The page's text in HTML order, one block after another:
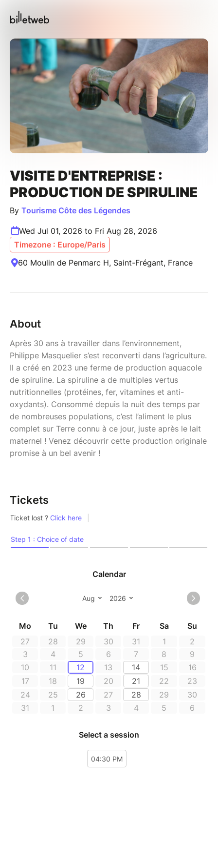
VISITE D'ENTREPRISE :
PRODUCTION DE SPIRULINE
By Tourisme Côte des Légendes
Wed Jul 01, 2026 to Fri Aug 28, 2026
Timezone : Europe/Paris
60 Moulin de Penmarc H, Saint-Frégant, France
About
Après 30 ans à travailler dans l’environnement,
Philippe Masquelier s’est reconverti dans l’agriculture.
Il a créé en 2023 une ferme de production aquacole
de spiruline. La spiruline a de multiples vertus
nutritionnelles (protéines, fer, vitamines et anti-
oxydants). Consommé depuis la nuit des temps par
de nombreuses populations, c’est l’aliment le plus
complet sur Terre connu à ce jour, juste après le lait
maternel ! Venez découvrir cette production originale
promise à un bel avenir !
Tickets